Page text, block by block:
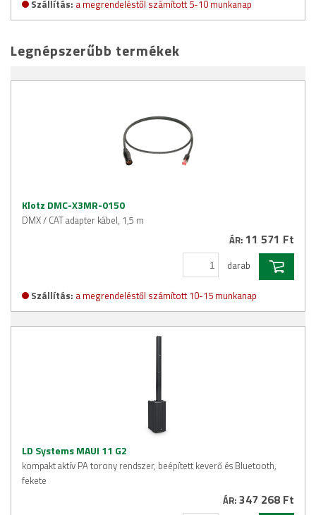
Szállítás: a megrendeléstől számított 5-10 munkanap
Legnépszerűbb termékek
Klotz DMC-X3MR-0150
DMX / CAT adapter kábel, 1,5 m
ÁR: 11 571 Ft
darab
Szállítás: a megrendeléstől számított 10-15 munkanap
LD Systems MAUI 11 G2
kompakt aktív PA torony rendszer, beépített keverő és Bluetooth,
fekete
ÁR: 347 268 Ft